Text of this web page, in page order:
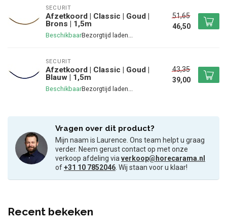
SECURIT
Afzetkoord | Classic | Goud |
Brons | 1,5m
Beschikbaar
51,65
46,50
SECURIT
Afzetkoord | Classic | Goud |
Blauw | 1,5m
Beschikbaar
43,35
39,00
Vragen over dit product?
Mijn naam is Laurence. Ons team helpt u graag
verder. Neem gerust contact op met onze
verkoop afdeling viaverkoop@horecarama.nl
of+31 10 7852046. Wij staan voor u klaar!
Recent bekeken